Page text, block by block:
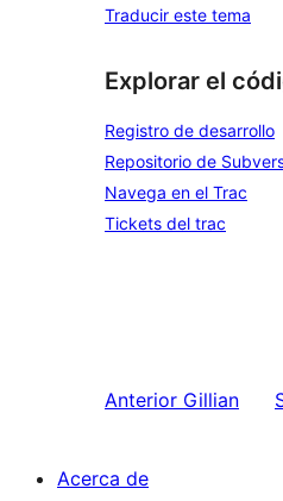
Traducir este tema
Explorar el
Registro de desarrollo
Repositorio de
Navega en el Trac
Tickets del trac
Anterior Gillian
Acerca de